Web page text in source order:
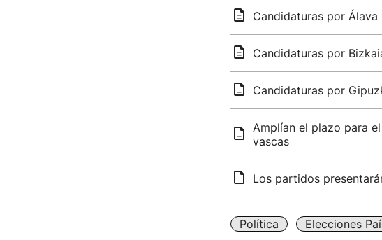
Candidaturas por
Candidaturas por
Candidaturas por
Amplían el plazo para
vascas
Los partidos
Política Elecciones